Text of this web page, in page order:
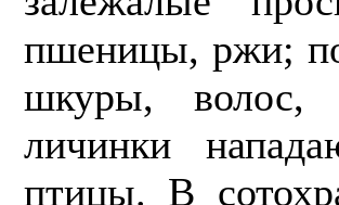
пшеницы, ржи;
шкуры, волос,
личинки
птицы. В